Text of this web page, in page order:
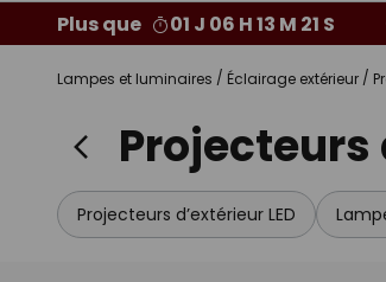
Plus que 01 J 06 H 13 M 19 S
Lampes et luminaires Éclairage extérieur
Projecteurs d’extérieur LED